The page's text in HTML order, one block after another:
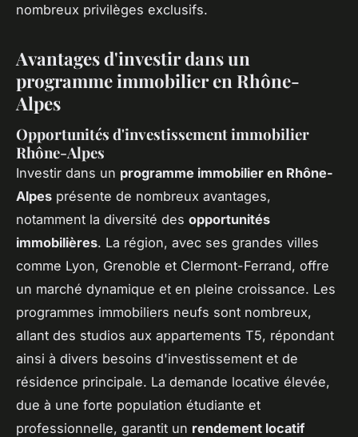
nombreux privilèges exclusifs.
Avantages d'investir dans un
programme immobilier en Rhône-
Alpes
Opportunités d'investissement immobilier
Rhône-Alpes
Investir dans un programme immobilier en Rhône-
Alpes présente de nombreux avantages,
notamment la diversité des opportunités
immobilières. La région, avec ses grandes villes
comme Lyon, Grenoble et Clermont-Ferrand, offre
un marché dynamique et en pleine croissance. Les
programmes immobiliers neufs sont nombreux,
allant des studios aux appartements T5, répondant
ainsi à divers besoins d'investissement et de
résidence principale. La demande locative élevée,
due à une forte population étudiante et
professionnelle, garantit un rendement locatif